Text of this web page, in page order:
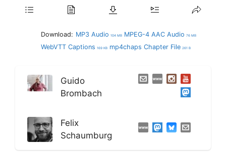
Download: MP3 Audio 104 MB MPEG-4 AAC Audio 76 MB
WebVTT Captions 169 KB mp4chaps Chapter File 261 B
Guido
Brombach
Felix
Schaumburg